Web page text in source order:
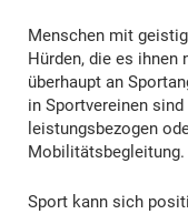
Menschen mit
Hürden, die es
überhaupt an
in Sportvereinen
leistungsbezogen
Mobilitätsbegleitung.
Sport kann sich